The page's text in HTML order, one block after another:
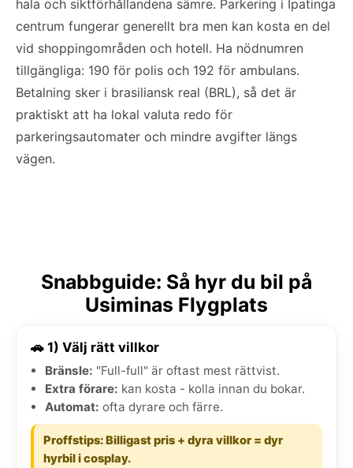
hala och siktförhållandena sämre. Parkering i Ipatinga
centrum fungerar generellt bra men kan kosta en del
vid shoppingområden och hotell. Ha nödnumren
tillgängliga: 190 för polis och 192 för ambulans.
Betalning sker i brasiliansk real (BRL), så det är
praktiskt att ha lokal valuta redo för
parkeringsautomater och mindre avgifter längs
vägen.
Snabbguide: Så hyr du bil på
Usiminas Flygplats
🚗 1) Välj rätt villkor
Bränsle: "Full-full" är oftast mest rättvist.
Extra förare: kan kosta - kolla innan du bokar.
Automat: ofta dyrare och färre.
Proffstips: Billigast pris + dyra villkor = dyr
hyrbil i cosplay.